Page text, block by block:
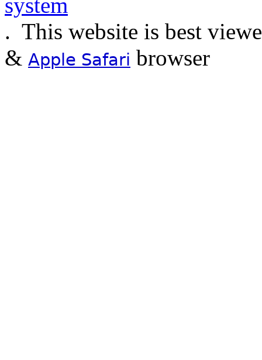
. This website is best
& Apple Safari browser